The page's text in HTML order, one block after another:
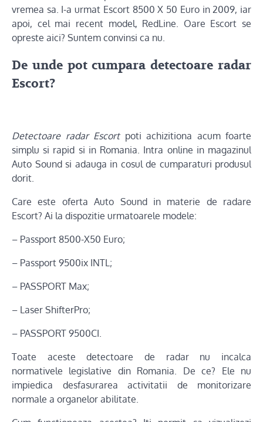
vremea sa. I-a urmat Escort 8500 X 50 Euro in 2009, iar
apoi, cel mai recent model, RedLine. Oare Escort se
opreste aici? Suntem convinsi ca nu.
De unde pot cumpara detectoare radar
Escort?
Detectoare radar Escortpoti achizitiona acum foarte
simplu si rapid si in Romania. Intra online in magazinul
Auto Sound si adauga in cosul de cumparaturi produsul
dorit.
Care este oferta Auto Sound in materie de radare
Escort? Ai la dispozitie urmatoarele modele:
– Passport 8500-X50 Euro;
– Passport 9500ix INTL;
– PASSPORT Max;
– Laser ShifterPro;
– PASSPORT 9500CI.
Toate aceste detectoare de radar nu incalca
normativele legislative din Romania. De ce? Ele nu
impiedica desfasurarea activitatii de monitorizare
normale a organelor abilitate.